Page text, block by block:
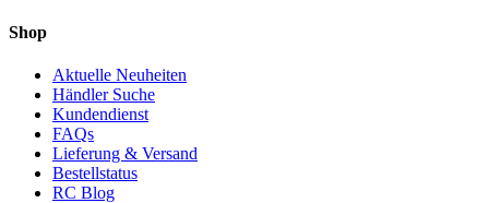
Shop
Aktuelle Neuheiten
Händler Suche
Kundendienst
FAQs
Lieferung & Versand
Bestellstatus
RC Blog